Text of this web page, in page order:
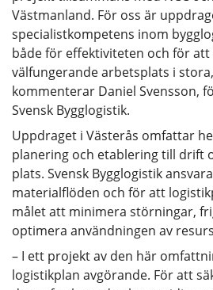
Västmanland. För oss är
specialistkompetens inom
både för effektiviteten och för att
välfungerande arbetsplats i
kommenterar Daniel Svensson,
Svensk Bygglogistik.
Uppdraget i Västerås omfattar
planering och etablering till drift
plats. Svensk Bygglogistik
materialflöden och för att
målet att minimera störningar,
optimera användningen av
– I ett projekt av den här
logistikplan avgörande. För att